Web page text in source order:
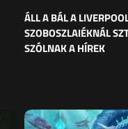
ÁLL A BÁL A
SZOBOSZLAIÉKNÁL
SZÓLNAK A HÍREK